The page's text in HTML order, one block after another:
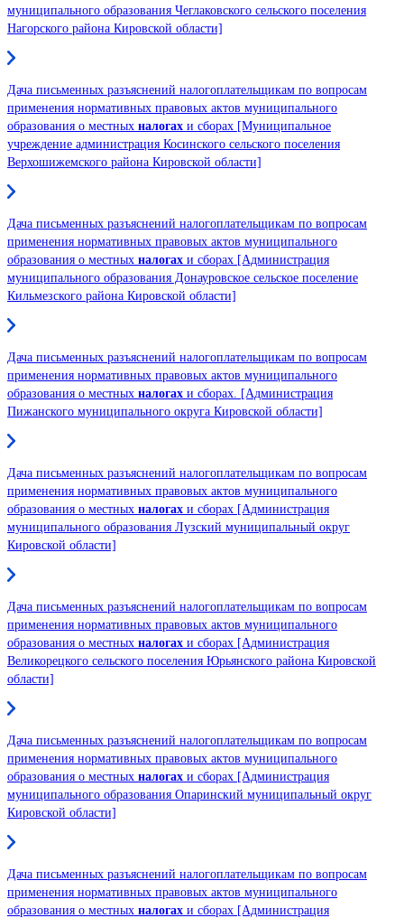
муниципального образования Чеглаковского сельского поселения
Нагорского района Кировской области]
Дача письменных разъяснений налогоплательщикам по вопросам
применения нормативных правовых актов муниципального
образования о местных налогах и сборах [Муниципальное
учреждение администрация Косинского сельского поселения
Верхошижемского района Кировской области]
Дача письменных разъяснений налогоплательщикам по вопросам
применения нормативных правовых актов муниципального
образования о местных налогах и сборах [Администрация
муниципального образования Донауровское сельское поселение
Кильмезского района Кировской области]
Дача письменных разъяснений налогоплательщикам по вопросам
применения нормативных правовых актов муниципального
образования о местных налогах и сборах. [Администрация
Пижанского муниципального округа Кировской области]
Дача письменных разъяснений налогоплательщикам по вопросам
применения нормативных правовых актов муниципального
образования о местных налогах и сборах [Администрация
муниципального образования Лузский муниципальный округ
Кировской области]
Дача письменных разъяснений налогоплательщикам по вопросам
применения нормативных правовых актов муниципального
образования о местных налогах и сборах [Администрация
Великорецкого сельского поселения Юрьянского района Кировской
области]
Дача письменных разъяснений налогоплательщикам по вопросам
применения нормативных правовых актов муниципального
образования о местных налогах и сборах [Администрация
муниципального образования Опаринский муниципальный округ
Кировской области]
Дача письменных разъяснений налогоплательщикам по вопросам
применения нормативных правовых актов муниципального
образования о местных налогах и сборах [Администрация